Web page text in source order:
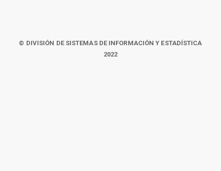
© DIVISIÓN DE SISTEMAS DE INFORMACIÓN Y ESTADÍSTICA
2022